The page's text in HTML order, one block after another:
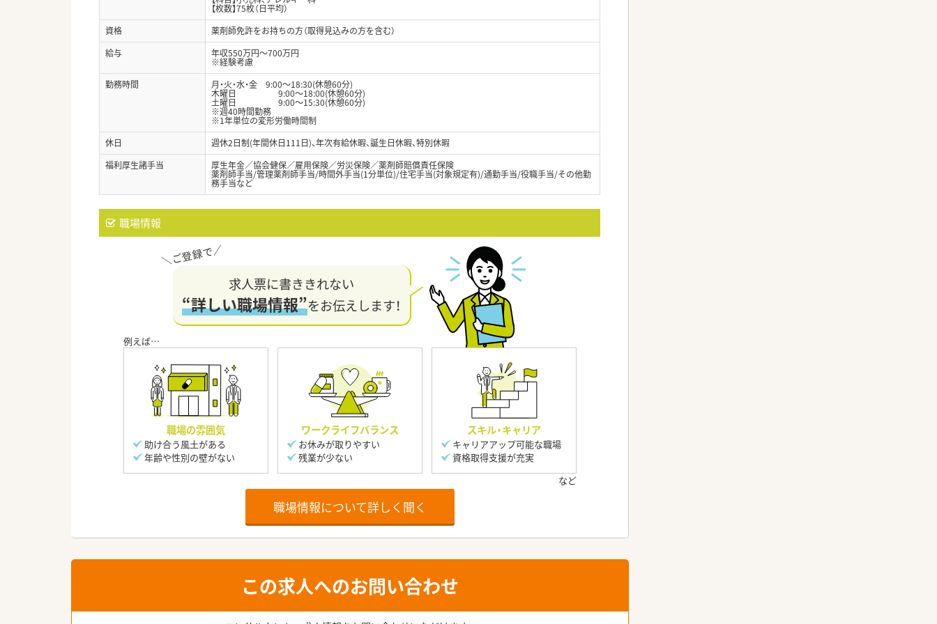
【枚数】75枚（日平均）
資格
薬剤師免許をお持ちの方（取得見込みの方を含む）
給与
年収550万円～700万円
※経験考慮
勤務時間
月・火・水・金 9:00～18:30(休憩60分)
木曜日 9:00～18:00(休憩60分)
土曜日 9:00～15:30(休憩60分)
※週40時間勤務
※1年単位の変形労働時間制
休日
週休2日制(年間休日111日)、年次有給休暇、誕生日休暇、特別休暇
福利厚生諸手当
厚生年金／協会健保／雇用保険／労災保険／薬剤師賠償責任保険
薬剤師手当/管理薬剤師手当/時間外手当(1分単位)/住宅手当(対象規定有)/通勤手当/役職手当/その他勤
務手当など
職場情報
求人票に書ききれない
“詳しい職場情報”をお伝えします！
職場の雰囲気
助け合う風土がある
年齢や性別の壁がない
ワークライフバランス
お休みが取りやすい
残業が少ない
スキル・キャリア
キャリアアップ可能な職場
資格取得支援が充実
職場情報について詳しく聞く
この求人へのお問い合わせ